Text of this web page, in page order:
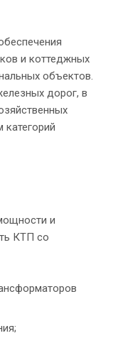
и коттеджных
объектов.
дорог, в
категорий
и
КТП со